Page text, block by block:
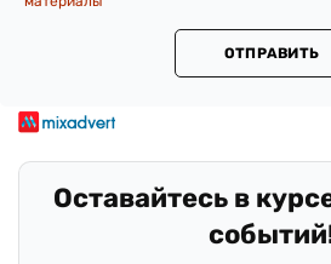
ОТПРАВИТЬ
Оставайтесь в